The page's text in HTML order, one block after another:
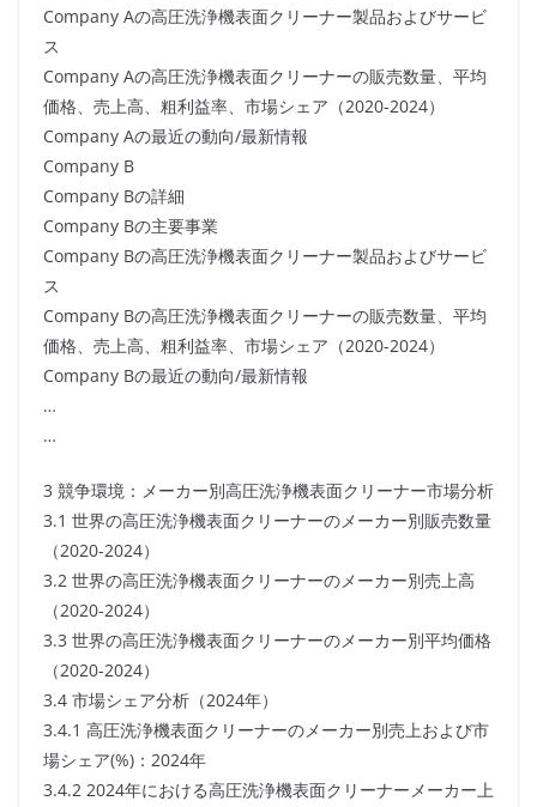
Company Aの高圧洗浄機表面クリーナー製品およびサービ
ス
Company Aの高圧洗浄機表面クリーナーの販売数量、平均
価格、売上高、粗利益率、市場シェア（2020-2024）
Company Aの最近の動向/最新情報
Company B
Company Bの詳細
Company Bの主要事業
Company Bの高圧洗浄機表面クリーナー製品およびサービ
ス
Company Bの高圧洗浄機表面クリーナーの販売数量、平均
価格、売上高、粗利益率、市場シェア（2020-2024）
Company Bの最近の動向/最新情報
…
…
3 競争環境：メーカー別高圧洗浄機表面クリーナー市場分析
3.1 世界の高圧洗浄機表面クリーナーのメーカー別販売数量
（2020-2024）
3.2 世界の高圧洗浄機表面クリーナーのメーカー別売上高
（2020-2024）
3.3 世界の高圧洗浄機表面クリーナーのメーカー別平均価格
（2020-2024）
3.4 市場シェア分析（2024年）
3.4.1 高圧洗浄機表面クリーナーのメーカー別売上および市
場シェア(%)：2024年
3.4.2 2024年における高圧洗浄機表面クリーナーメーカー上